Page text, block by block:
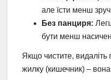
але їсти менш
Без панциря:
бути менш
Якщо чистите, видаліть
жилку (кишечник) –